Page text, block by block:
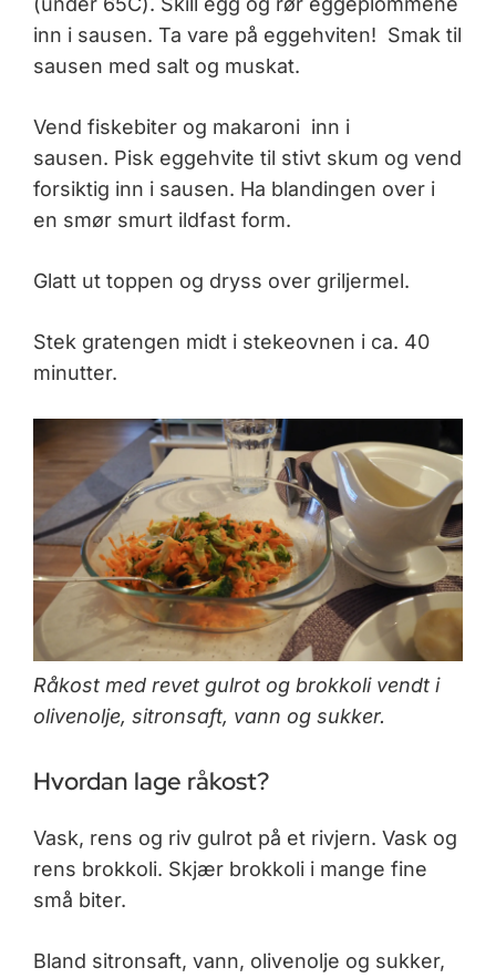
inn i sausen. Ta vare på eggehviten! Smak til
sausen med salt og muskat.
Vend fiskebiter og makaroni inn i
sausen. Pisk eggehvite til stivt skum og vend
forsiktig inn i sausen. Ha blandingen over i
en smør smurt ildfast form.
Glatt ut toppen og dryss over griljermel.
Stek gratengen midt i stekeovnen i ca. 40
minutter.
Råkost med revet gulrot og brokkoli vendt i
olivenolje, sitronsaft, vann og sukker.
Hvordan lage råkost?
Vask, rens og riv gulrot på et rivjern. Vask og
rens brokkoli. Skjær brokkoli i mange fine
små biter.
Bland sitronsaft, vann, olivenolje og sukker,